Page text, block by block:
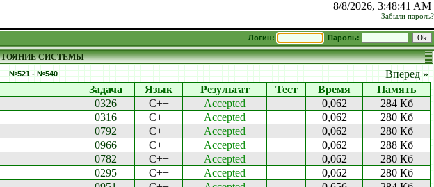
8/8/2026, 3:48:41 AM
Забыли пароль?
Логин: Пароль:
СИСТЕМЫ
№521 - №540
Вперед »
Задача Язык Результат Тест Время
Память
0326 C++ Accepted 0,062
284 Кб
0316 C++ Accepted 0,062
280 Кб
0792 C++ Accepted 0,062
280 Кб
0966 C++ Accepted 0,062
288 Кб
0782 C++ Accepted 0,062
280 Кб
0295 C++ Accepted 0,062
280 Кб